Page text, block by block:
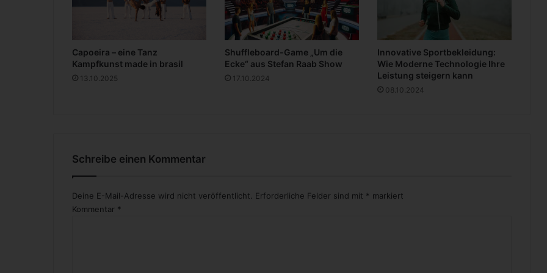
f
r
a
p
a
e
t
Capoeira – eine Tanz
Kampfkunst made in brasil
13.10.2025
Shuffleboard-Game „Um die
Ecke“ aus Stefan Raab Show
17.10.2024
Innovative Sportbekleidung:
Wie Moderne Technologie Ihre
Leistung steigern kann
08.10.2024
Schreibe einen Kommentar
Deine E-Mail-Adresse wird nicht veröffentlicht. Erforderliche Felder sind mit * markiert
Kommentar *